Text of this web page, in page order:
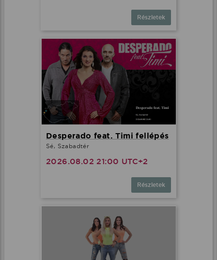
Részletek
Desperado feat. Timi fellépés
Sé, Szabadtér
2026.08.02 21:00 UTC+2
Részletek